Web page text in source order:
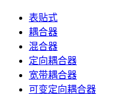
表贴式
耦合器
混合器
定向耦合器
宽带耦合器
可变定向耦合器